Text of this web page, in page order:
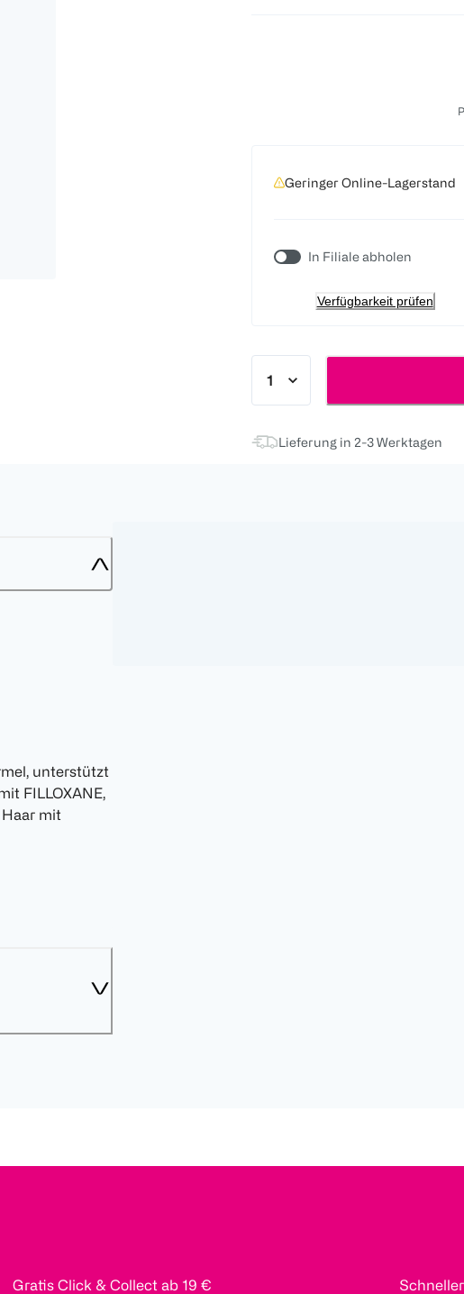
Geringer Online-Lagerstand
In Filiale abholen
Verfügbarkeit prüfen
Lieferung in 2-3 Werktagen
unterstützt
FILLOXANE,
mit
Gratis Click & Collect ab 19 €